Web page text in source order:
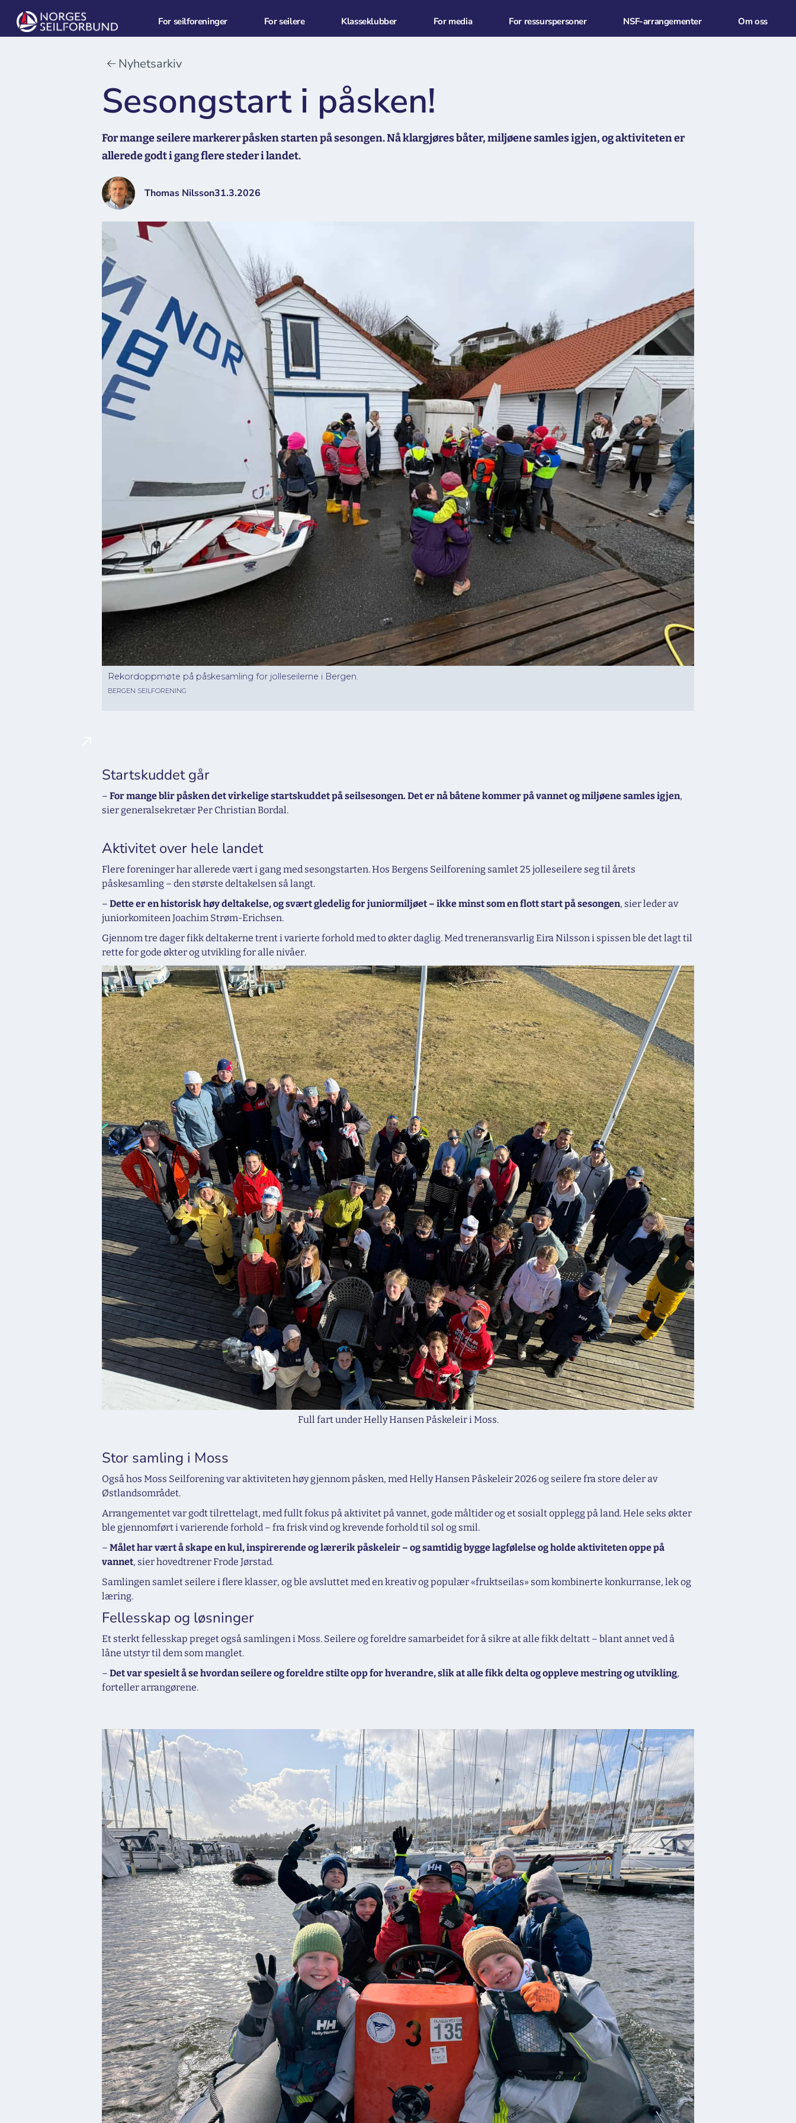
For seilforeninger For seilere Klasseklubber For media For ressurspersoner NSF-arrangementer Om oss
Nyhetsarkiv
Sesongstart i påsken!
For mange seilere markerer påsken starten på sesongen. Nå klargjøres båter, miljøene samles igjen, og aktiviteten er
allerede godt i gang flere steder i landet.
Thomas Nilsson31.3.2026
Rekordoppmøte på påskesamling for jolleseilerne i Bergen.
BERGEN SEILFORENING
Startskuddet går
– For mange blir påsken det virkelige startskuddet på seilsesongen. Det er nå båtene kommer på vannet og miljøene samles igjen,
sier generalsekretær Per Christian Bordal.
Aktivitet over hele landet
Flere foreninger har allerede vært i gang med sesongstarten. Hos Bergens Seilforening samlet 25 jolleseilere seg til årets
påskesamling – den største deltakelsen så langt.
– Dette er en historisk høy deltakelse, og svært gledelig for juniormiljøet – ikke minst som en flott start på sesongen, sier leder av
juniorkomiteen Joachim Strøm-Erichsen.
Gjennom tre dager fikk deltakerne trent i varierte forhold med to økter daglig. Med treneransvarlig Eira Nilsson i spissen ble det lagt til
rette for gode økter og utvikling for alle nivåer.
Full fart under Helly Hansen Påskeleir i Moss.
Stor samling i Moss
Også hos Moss Seilforening var aktiviteten høy gjennom påsken, med Helly Hansen Påskeleir 2026 og seilere fra store deler av
Østlandsområdet.
Arrangementet var godt tilrettelagt, med fullt fokus på aktivitet på vannet, gode måltider og et sosialt opplegg på land. Hele seks økter
ble gjennomført i varierende forhold – fra frisk vind og krevende forhold til sol og smil.
– Målet har vært å skape en kul, inspirerende og lærerik påskeleir – og samtidig bygge lagfølelse og holde aktiviteten oppe på
vannet, sier hovedtrener Frode Jørstad.
Samlingen samlet seilere i flere klasser, og ble avsluttet med en kreativ og populær «fruktseilas» som kombinerte konkurranse, lek og
læring.
Fellesskap og løsninger
Et sterkt fellesskap preget også samlingen i Moss. Seilere og foreldre samarbeidet for å sikre at alle fikk deltatt – blant annet ved å
låne utstyr til dem som manglet.
– Det var spesielt å se hvordan seilere og foreldre stilte opp for hverandre, slik at alle fikk delta og oppleve mestring og utvikling,
forteller arrangørene.